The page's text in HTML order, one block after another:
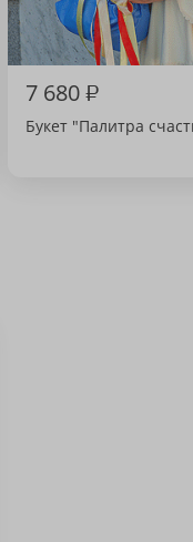
7 680₽
Букет "Палитра